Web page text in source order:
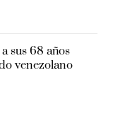
sus 68 años
venezolano